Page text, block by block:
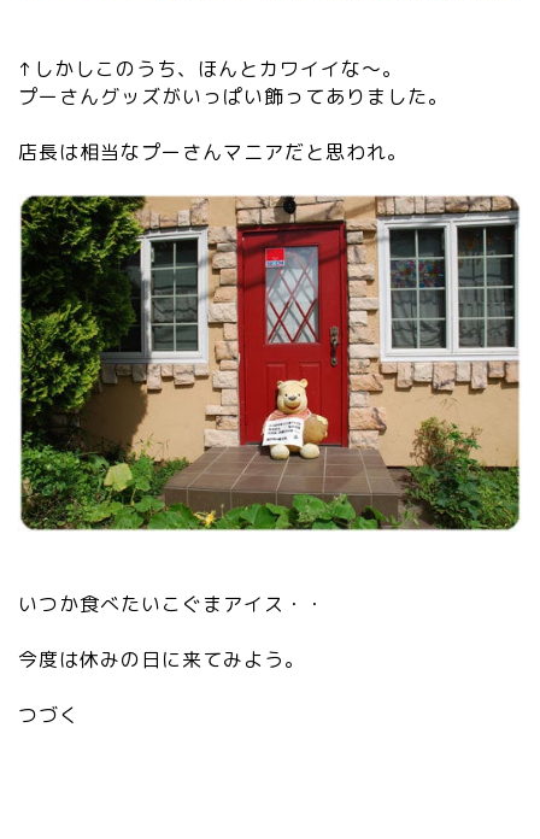
↑しかしこのうち、ほんとカワイイな～。
プーさんグッズがいっぱい飾ってありました。
店長は相当なプーさんマニアだと思われ。
いつか食べたいこぐまアイス・・
今度は休みの日に来てみよう。
つづく